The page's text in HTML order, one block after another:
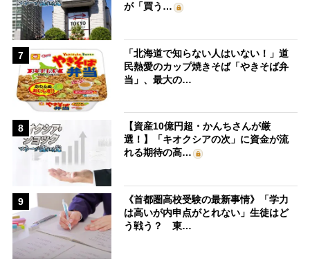
が「買う…
7
「北海道で知らない人はいない！」道
民熱愛のカップ焼きそば「やきそば弁
当」、最大の…
8
【資産10億円超・かんちさんが厳
選！】「キオクシアの次」に資金が流
れる期待の高…
9
《首都圏高校受験の最新事情》「学力
は高いが内申点がとれない」生徒はど
う戦う？ 東…